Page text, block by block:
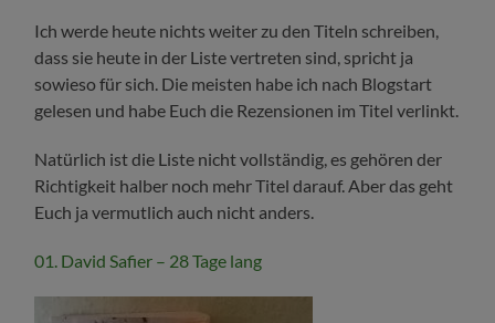
Ich werde heute nichts weiter zu den Titeln schreiben,
dass sie heute in der Liste vertreten sind, spricht ja
sowieso für sich. Die meisten habe ich nach Blogstart
gelesen und habe Euch die Rezensionen im Titel verlinkt.
Natürlich ist die Liste nicht vollständig, es gehören der
Richtigkeit halber noch mehr Titel darauf. Aber das geht
Euch ja vermutlich auch nicht anders.
01. David Safier – 28 Tage lang